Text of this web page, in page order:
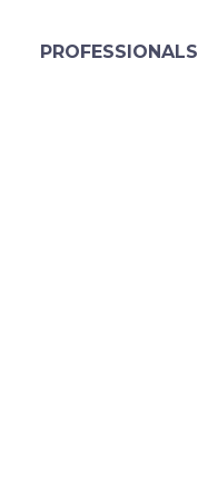
PROFESSIONALS